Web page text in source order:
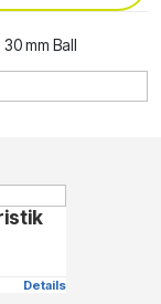
mm Ball
Details